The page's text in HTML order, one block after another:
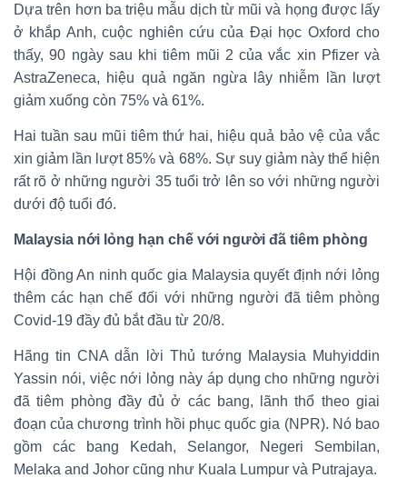
Dựa trên hơn ba triệu mẫu dịch từ mũi và họng được lấy
ở khắp Anh, cuộc nghiên cứu của Đại học Oxford cho
thấy, 90 ngày sau khi tiêm mũi 2 của vắc xin Pfizer và
AstraZeneca, hiệu quả ngăn ngừa lây nhiễm lần lượt
giảm xuống còn 75% và 61%.
Hai tuần sau mũi tiêm thứ hai, hiệu quả bảo vệ của vắc
xin giảm lần lượt 85% và 68%. Sự suy giảm này thể hiện
rất rõ ở những người 35 tuổi trở lên so với những người
dưới độ tuổi đó.
Malaysia nới lỏng hạn chế với người đã tiêm phòng
Hội đồng An ninh quốc gia Malaysia quyết định nới lỏng
thêm các hạn chế đối với những người đã tiêm phòng
Covid-19 đầy đủ bắt đầu từ 20/8.
Hãng tin CNA dẫn lời Thủ tướng Malaysia Muhyiddin
Yassin nói, việc nới lỏng này áp dụng cho những người
đã tiêm phòng đầy đủ ở các bang, lãnh thổ theo giai
đoạn của chương trình hồi phục quốc gia (NPR). Nó bao
gồm các bang Kedah, Selangor, Negeri Sembilan,
Melaka and Johor cũng như Kuala Lumpur và Putrajaya.